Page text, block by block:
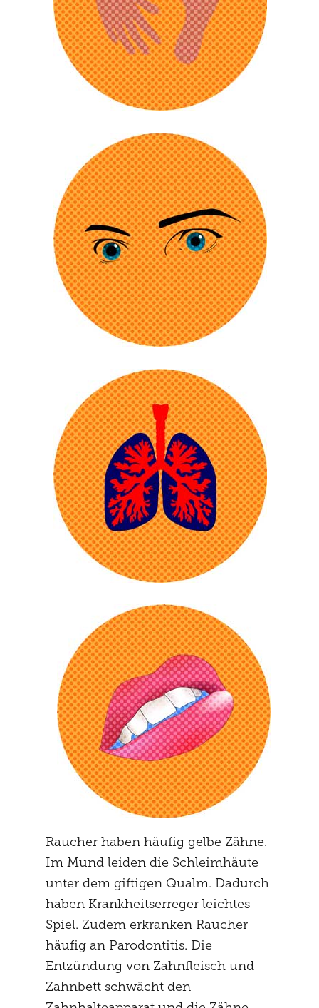
Raucher wach und aktiv machen.
Das Gemeine daran: Der Körper
gewöhnt sich an das Nikotin, immer
höhere Dosen werden nötig, um auf
das Level an Neurotransmittern
Raucher haben oftmals Probleme
mit der Durchblutung der
Extremitäten. Bemerkbar macht sich
das insbesondere in den kleinen
Blutgefiißen in Fingern und Zehen.
Dadurch haben Raucher häufig
kalte Finger und Füße. Fingernägel
bekommen Risse und verfärben
sich.
Die Blutgefäße des Auges sind
extrem empfindlich und werden
durch Zigaretten geschädigt. Das
Zellgift des Tabaks greift den
Sehnerv an. Sehzellen haben zudem
einen hohen Nähr- und
Sauerstoffbedarf.Bekommen sie zu
wenig Blut, kann dies zum
Verblinden führen.
In Raucherlungen funktioniert die
natürliche Abwehrfunktion der
Atemwege schlecht: Schadstoffe,
Schmutz und Staub setzen sich
leichter fest. Rauchen und
Passivrauchen fördern Asthma.
Durch den Tabakrauch entzünden
sich die Atemwege. Die Betroffenen
leiden zunehmend unter Atemnot,
insbesondere das Ausatmen fällt
ihnen schwer.
Raucher haben häufig gelbe Zähne.
Im Mund leiden die Schleimhäute
unter dem giftigen Qualm. Dadurch
haben Krankheitserreger leichtes
Spiel. Zudem erkranken Raucher
häufig an Parodontitis. Die
Entzündung von Zahnfleisch und
Zahnbett schwächt den